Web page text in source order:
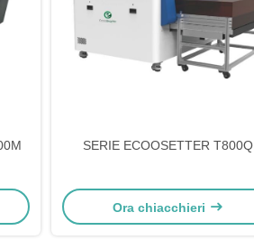
SERIE ECOOSETTER T800Q
Ora chiacchieri